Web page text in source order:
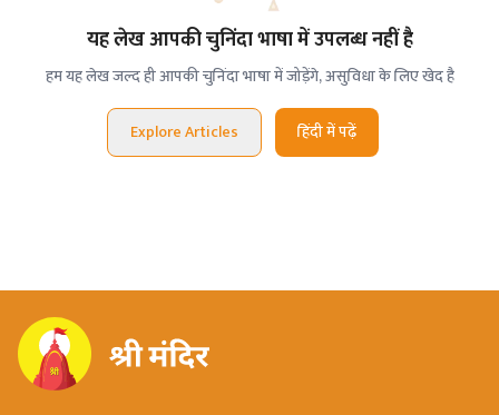
यह लेख आपकी चुनिंदा भाषा में उपलब्ध नहीं है
हम यह लेख जल्द ही आपकी चुनिंदा भाषा में जोड़ेंगे, असुविधा के लिए खेद है
Explore Articles हिंदी में पढ़ें